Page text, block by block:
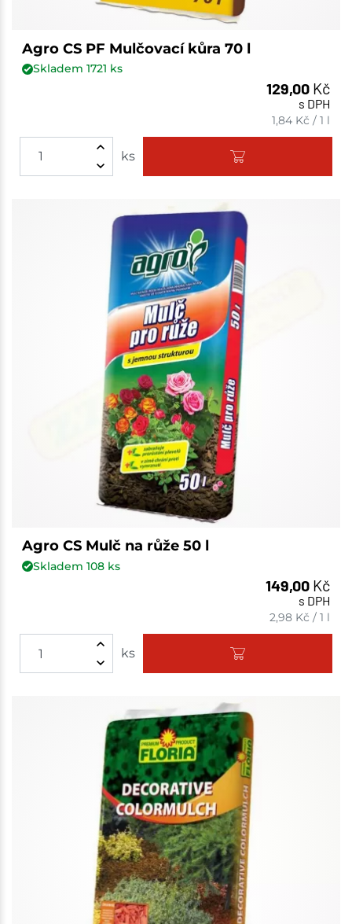
Agro CS PF Mulčovací kůra 70 l
Skladem 1721 ks
129,00 Kč
s DPH
1,84 Kč /1 l
ks
Agro CS Mulč na růže 50 l
Skladem 108ks
149,00 Kč
s DPH
2,98 Kč /1 l
ks